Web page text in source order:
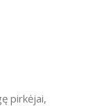
pirkėjai,